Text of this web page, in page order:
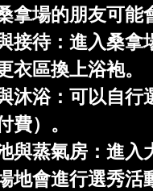
拿場的朋友可能
接待：進入桑拿
衣區換上浴袍。
沐浴：可以自行
費）。
與蒸氣房 ：進
地會進行選秀活